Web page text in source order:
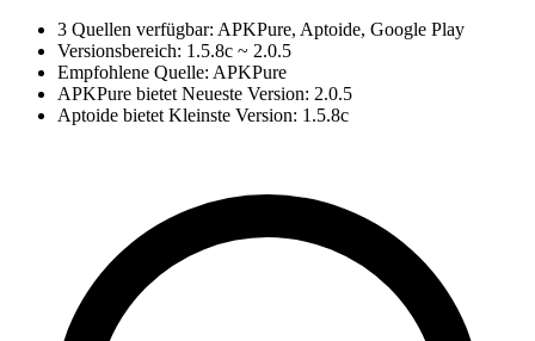
3 Quellen verfügbar: APKPure, Aptoide, Google Play
Versionsbereich: 1.5.8c ~ 2.0.5
Empfohlene Quelle: APKPure
APKPure bietet Neueste Version: 2.0.5
Aptoide bietet Kleinste Version: 1.5.8c